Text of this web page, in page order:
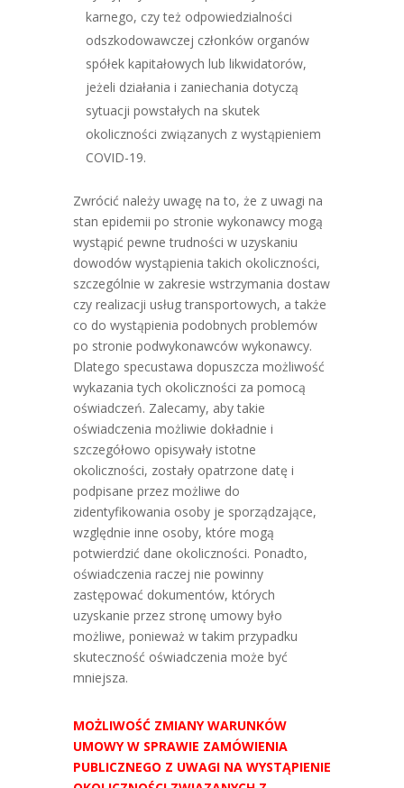
karnego, czy też odpowiedzialności
odszkodowawczej członków organów
spółek kapitałowych lub likwidatorów,
jeżeli działania i zaniechania dotyczą
sytuacji powstałych na skutek
okoliczności związanych z wystąpieniem
COVID-19.
Zwrócić należy uwagę na to, że z uwagi na
stan epidemii po stronie wykonawcy mogą
wystąpić pewne trudności w uzyskaniu
dowodów wystąpienia takich okoliczności,
szczególnie w zakresie wstrzymania dostaw
czy realizacji usług transportowych, a także
co do wystąpienia podobnych problemów
po stronie podwykonawców wykonawcy.
Dlatego specustawa dopuszcza możliwość
wykazania tych okoliczności za pomocą
oświadczeń. Zalecamy, aby takie
oświadczenia możliwie dokładnie i
szczegółowo opisywały istotne
okoliczności, zostały opatrzone datę i
podpisane przez możliwe do
zidentyfikowania osoby je sporządzające,
względnie inne osoby, które mogą
potwierdzić dane okoliczności. Ponadto,
oświadczenia raczej nie powinny
zastępować dokumentów, których
uzyskanie przez stronę umowy było
możliwe, ponieważ w takim przypadku
skuteczność oświadczenia może być
mniejsza.
MOŻLIWOŚĆ ZMIANY WARUNKÓW
UMOWY W SPRAWIE ZAMÓWIENIA
PUBLICZNEGO Z UWAGI NA WYSTĄPIENIE